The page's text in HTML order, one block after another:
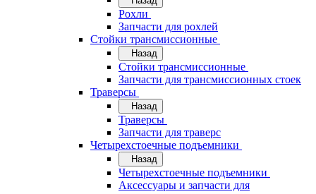
Рохли
Запчасти для рохлей
Стойки трансмиссионные
Назад
Стойки трансмиссионные
Запчасти для трансмиссионных стоек
Траверсы
Назад
Траверсы
Запчасти для траверс
Четырехстоечные подъемники
Назад
Четырехстоечные подъемники
Аксессуары и запчасти для